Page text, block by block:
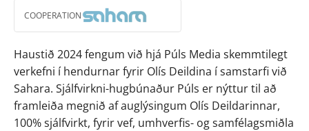
Haustið 2024 fengum við hjá Púls Media skemmtilegt
verkefni í hendurnar fyrir Olís Deildina í samstarfi við
Sahara. Sjálfvirkni-hugbúnaður Púls er nýttur til að
framleiða megnið af auglýsingum Olís Deildarinnar,
100% sjálfvirkt, fyrir vef, umhverfis- og samfélagsmiðla
COOPERATION